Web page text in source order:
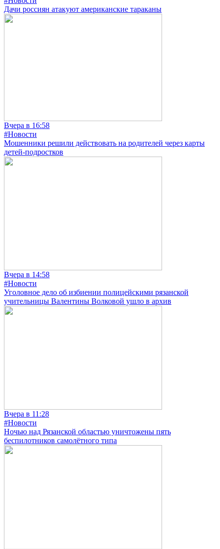
Дачи россиян атакуют американские тараканы
Вчера в 16:58
#Новости
Мошенники решили действовать на родителей через карты
детей-подростков
Вчера в 14:58
#Новости
Уголовное дело об избиении полицейскими рязанской
учительницы Валентины Волковой ушло в архив
Вчера в 11:28
#Новости
Ночью над Рязанской областью уничтожены пять
беспилотников самолётного типа